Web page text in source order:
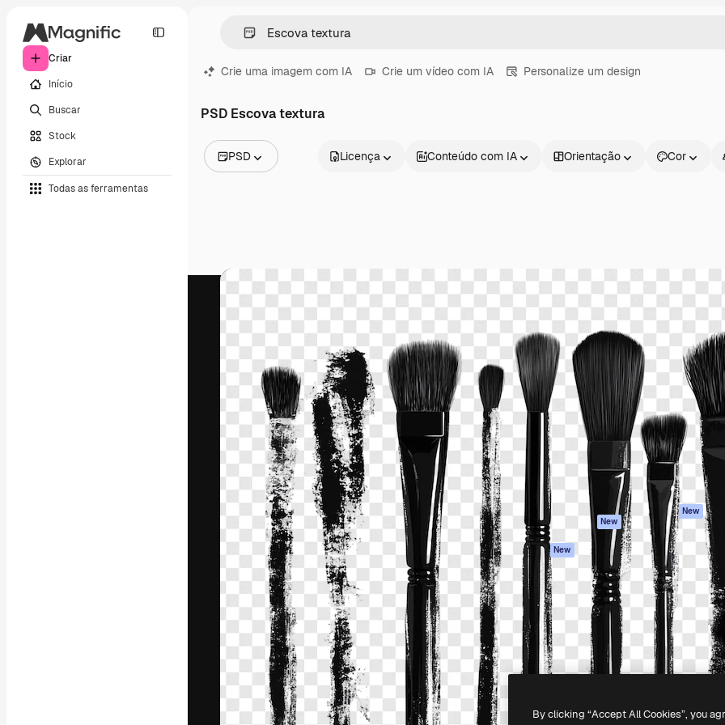
Criar
Início
Buscar
Stock
Explorar
Todas as ferramentas
Crie uma imagem com IA Crie um vídeo com IA Personalize um design
PSD Escova textura
PSD
Vídeos
Ícones
Modelos 3D
Fontes
Licença Conteúdo com IA Orientação Cor
A plataforma criativa para você direcionar
seu melhor trabalho. Mais de 1 milhão de
assinantes entre criativos, empresas,
agências e estúdios.
Português
Produtos
Spaces
Assistente de IA
Gerador de
imagens
Gerador de vídeos
Texto para voz
Conteúdo de stock
MCP para
Claude/ChatGPT
New
Agentes New
API
App móvel
Todas as
ferramentas
Começar
Academy
Documentação
Atendimento
Termos e
condições
Política de
privacidade
Originais New
Política de cookies
Central de
confiabilidade
Afiliados
Empresas
Copyright © 2010-2026Freepik Company S.L.U.Todos os direitos reservados.
By clicking “Accept All Cookies”, you